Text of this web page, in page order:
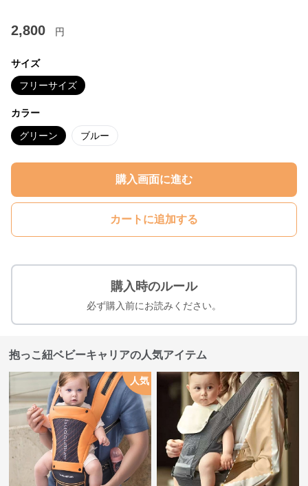
2,800 円
サイズ
フリーサイズ
カラー
グリーン ブルー
購入画面に進む
カートに追加する
購入時のルール
必ず購入前にお読みください。
抱っこ紐ベビーキャリアの人気アイテム
人気